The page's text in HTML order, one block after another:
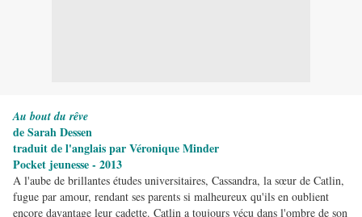
Au bout du rêve
de Sarah Dessen
traduit de l'anglais par Véronique Minder
Pocket jeunesse - 2013
A l'aube de brillantes études universitaires, Cassandra, la sœur de Catlin,
fugue par amour, rendant ses parents si malheureux qu'ils en oublient
encore davantage leur cadette. Catlin a toujours vécu dans l'ombre de son